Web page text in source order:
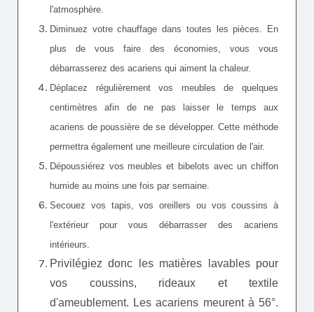
l'atmosphère.
Diminuez votre chauffage dans toutes les pièces. En
plus de vous faire des économies, vous vous
débarrasserez des acariens qui aiment la chaleur.
Déplacez régulièrement vos meubles de quelques
centimètres afin de ne pas laisser le temps aux
acariens de poussière de se développer. Cette méthode
permettra également une meilleure circulation de l'air.
Dépoussiérez vos meubles et bibelots avec un chiffon
humide au moins une fois par semaine.
Secouez vos tapis, vos oreillers ou vos coussins à
l'extérieur pour vous débarrasser des acariens
intérieurs.
Privilégiez donc les matières lavables pour
vos coussins, rideaux et textile
d'ameublement. Les acariens meurent à 56°.